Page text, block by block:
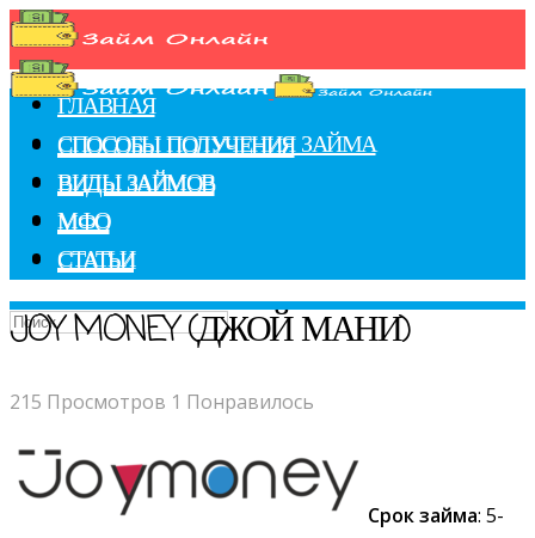
СПОСОБЫ ПОЛУЧЕНИЯ
ВИДЫ ЗАЙМОВ
МФО
СТАТЬИ
ГЛАВНАЯ
СПОСОБЫ ПОЛУЧЕНИЯ ЗАЙМА
ВИДЫ ЗАЙМОВ
МФО
СТАТЬИ
JOY MONEY (ДЖОЙ МАНИ)
215 Просмотров 1 Понравилось
Срок займа: 5-